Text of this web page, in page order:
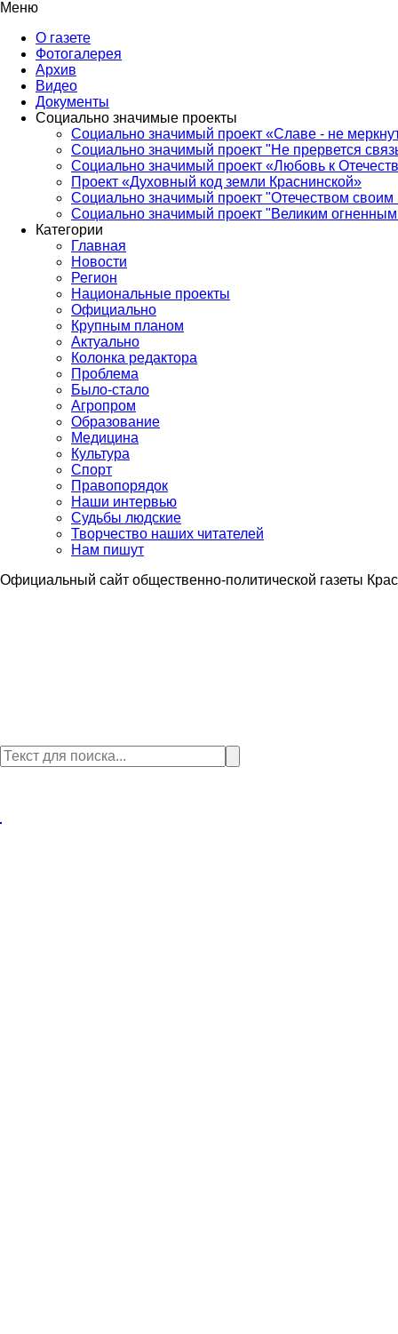
Меню
О газете
Фотогалерея
Архив
Видео
Документы
Социально значимые проекты
Социально значимый проект «Славе - не
Социально значимый проект "Не прервется
Социально значимый проект «Любовь к
Проект «Духовный код земли Краснинской»
Социально значимый проект "Отечеством своим
Социально значимый проект "Великим
Категории
Главная
Новости
Регион
Национальные проекты
Официально
Крупным планом
Актуально
Колонка редактора
Проблема
Было-стало
Агропром
Образование
Медицина
Культура
Спорт
Правопорядок
Наши интервью
Судьбы людские
Творчество наших читателей
Нам пишут
Официальный сайт общественно-политической газеты